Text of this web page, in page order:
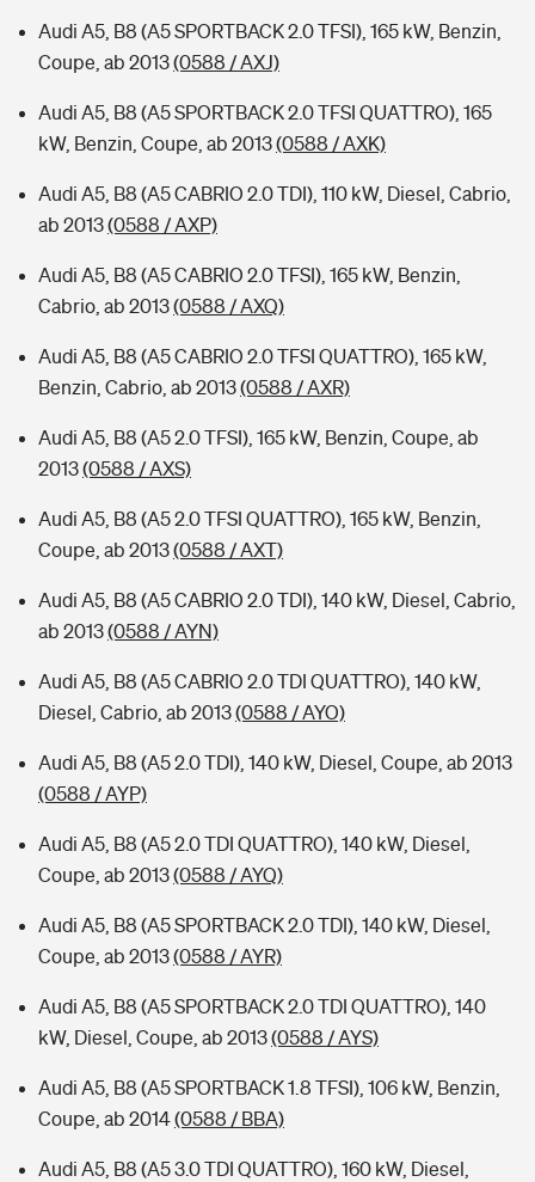
Audi A5, B8 (A5 SPORTBACK 2.0 TFSI), 165 kW, Benzin,
Coupe, ab 2013(0588 / AXJ)
Audi A5, B8 (A5 SPORTBACK 2.0 TFSI QUATTRO), 165
kW, Benzin, Coupe, ab 2013(0588 / AXK)
Audi A5, B8 (A5 CABRIO 2.0 TDI), 110 kW, Diesel, Cabrio,
ab 2013(0588 / AXP)
Audi A5, B8 (A5 CABRIO 2.0 TFSI), 165 kW, Benzin,
Cabrio, ab 2013(0588 / AXQ)
Audi A5, B8 (A5 CABRIO 2.0 TFSI QUATTRO), 165 kW,
Benzin, Cabrio, ab 2013(0588 / AXR)
Audi A5, B8 (A5 2.0 TFSI), 165 kW, Benzin, Coupe, ab
2013(0588 / AXS)
Audi A5, B8 (A5 2.0 TFSI QUATTRO), 165 kW, Benzin,
Coupe, ab 2013(0588 / AXT)
Audi A5, B8 (A5 CABRIO 2.0 TDI), 140 kW, Diesel, Cabrio,
ab 2013(0588 / AYN)
Audi A5, B8 (A5 CABRIO 2.0 TDI QUATTRO), 140 kW,
Diesel, Cabrio, ab 2013(0588 / AYO)
Audi A5, B8 (A5 2.0 TDI), 140 kW, Diesel, Coupe, ab 2013
(0588 / AYP)
Audi A5, B8 (A5 2.0 TDI QUATTRO), 140 kW, Diesel,
Coupe, ab 2013(0588 / AYQ)
Audi A5, B8 (A5 SPORTBACK 2.0 TDI), 140 kW, Diesel,
Coupe, ab 2013(0588 / AYR)
Audi A5, B8 (A5 SPORTBACK 2.0 TDI QUATTRO), 140
kW, Diesel, Coupe, ab 2013(0588 / AYS)
Audi A5, B8 (A5 SPORTBACK 1.8 TFSI), 106 kW, Benzin,
Coupe, ab 2014(0588 / BBA)
Audi A5, B8 (A5 3.0 TDI QUATTRO), 160 kW, Diesel,